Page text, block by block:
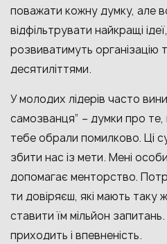
поважати кожну думку, але
відфільтрувати найкращі
розвиватимуть організацію
десятиліттями.
У молодих лідерів часто
самозванця” – думки про
тебе обрали помилково. Ці
збити нас із мети. Мені
допомагає менторство.
ти довіряєш, які мають таку
ставити їм мільйон
приходить і впевненість.